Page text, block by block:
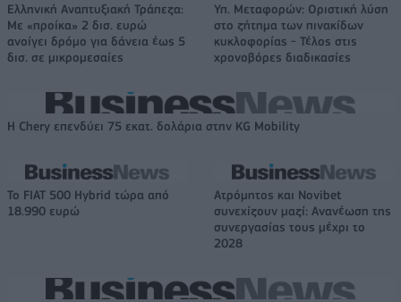
Ελληνική Αναπτυξιακή Τράπεζα:
Με «προίκα» 2 δισ. ευρώ
ανοίγει δρόμο για δάνεια έως 5
δισ. σε μικρομεσαίες
Υπ. Μεταφορών: Οριστική λύση
στο ζήτημα των πινακίδων
κυκλοφορίας - Τέλος στις
χρονοβόρες διαδικασίες
Η Chery επενδύει 75 εκατ. δολάρια στην KG Mobility
Το FIAT 500 Hybrid τώρα από
18.990 ευρώ
Ατρόμητος και Novibet
συνεχίζουν μαζί: Ανανέωση της
συνεργασίας τους μέχρι το
2028